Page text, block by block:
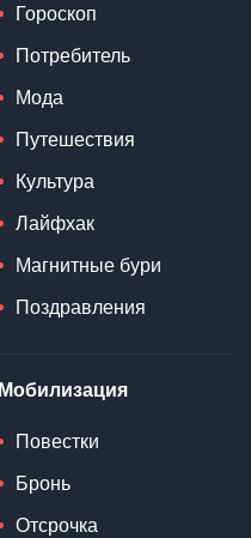
Гороскоп
Потребитель
Мода
Путешествия
Культура
Лайфхак
Магнитные бури
Поздравления
Мобилизация
Повестки
Бронь
Отсрочка